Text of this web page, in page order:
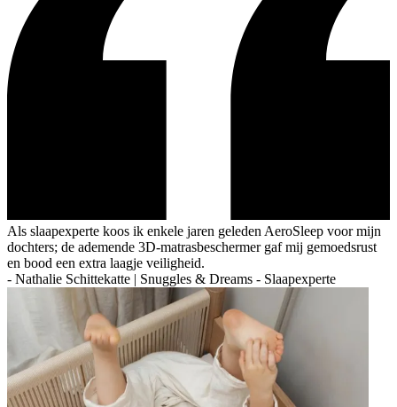
Als slaapexperte koos ik enkele jaren geleden AeroSleep voor mijn
dochters; de ademende 3D-matrasbeschermer gaf mij gemoedsrust
en bood een extra laagje veiligheid.
- Nathalie Schittekatte | Snuggles & Dreams - Slaapexperte